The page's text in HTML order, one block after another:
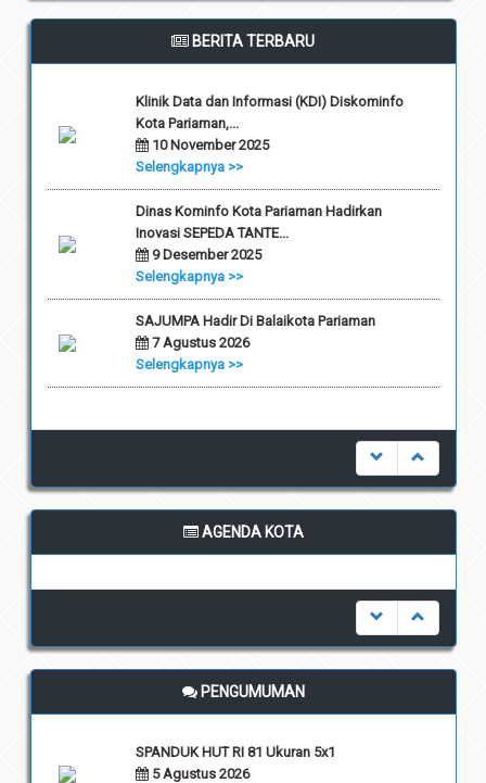
BERITA TERBARU
Klinik Data dan Informasi (KDI) Diskominfo
Kota Pariaman,...
10 November 2025
Selengkapnya >>
Dinas Kominfo Kota Pariaman Hadirkan
Inovasi SEPEDA TANTE...
9 Desember 2025
Selengkapnya >>
SAJUMPA Hadir Di Balaikota Pariaman
7 Agustus 2026
Selengkapnya >>
AGENDA KOTA
PENGUMUMAN
SPANDUK HUT RI 81 Ukuran 5x1
5 Agustus 2026